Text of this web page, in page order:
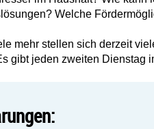
Welche
mehr stellen sich derzeit
gibt jeden zweiten Dienstag